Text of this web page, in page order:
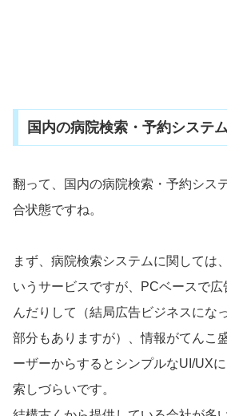
国内の病院検索・予約システ
翻って、国内の病院検索・予約シス
合状態ですね。
まず、病院検索システムに関しては
いうサービスですが、PCベースで
んだりして（結局広告ビジネスにな
部分もありますが）、情報がてんこ
ーザーからするとシンプルなUI/UX
索しづらいです。